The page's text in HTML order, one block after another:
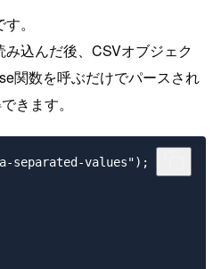
。
込んだ後、CSVオブジェク
関数を呼ぶだけでパースされ
きます。
separated-values");